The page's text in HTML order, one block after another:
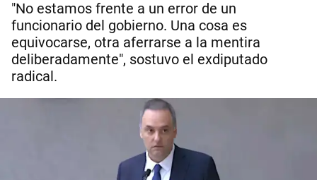
"No estamos frente a un error de un
funcionario del gobierno. Una cosa es
equivocarse, otra aferrarse a la mentira
deliberadamente", sostuvo el exdiputado
radical.